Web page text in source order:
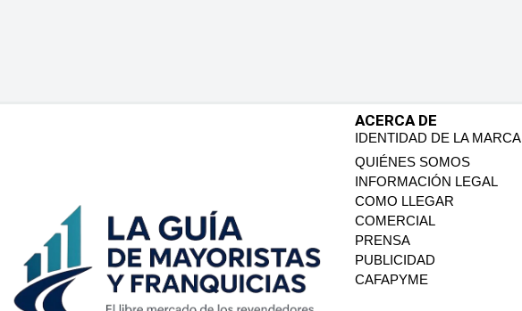
ACERCA DE
IDENTIDAD DE LA MARCA
QUIÉNES SOMOS
INFORMACIÓN LEGAL
COMO LLEGAR
COMERCIAL
PRENSA
PUBLICIDAD
CAFAPYME